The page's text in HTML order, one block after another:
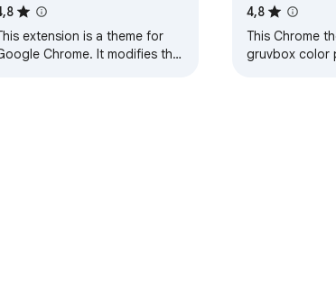
extension is a theme for
Chrome. It modifies the
4,8
This Chrome
gruvbox color